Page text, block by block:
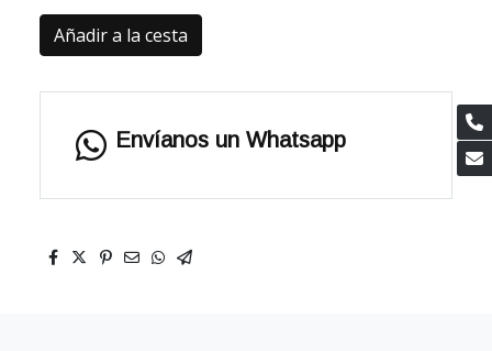
Añadir a la cesta
Envíanos un Whatsapp